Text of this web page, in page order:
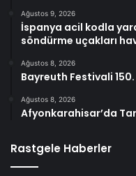
Ağustos 9, 2026
İspanya acil kodla
söndürme uçakları
Ağustos 8, 2026
Bayreuth Festivali 150.
Ağustos 8, 2026
Afyonkarahisar’da
Rastgele Haberler